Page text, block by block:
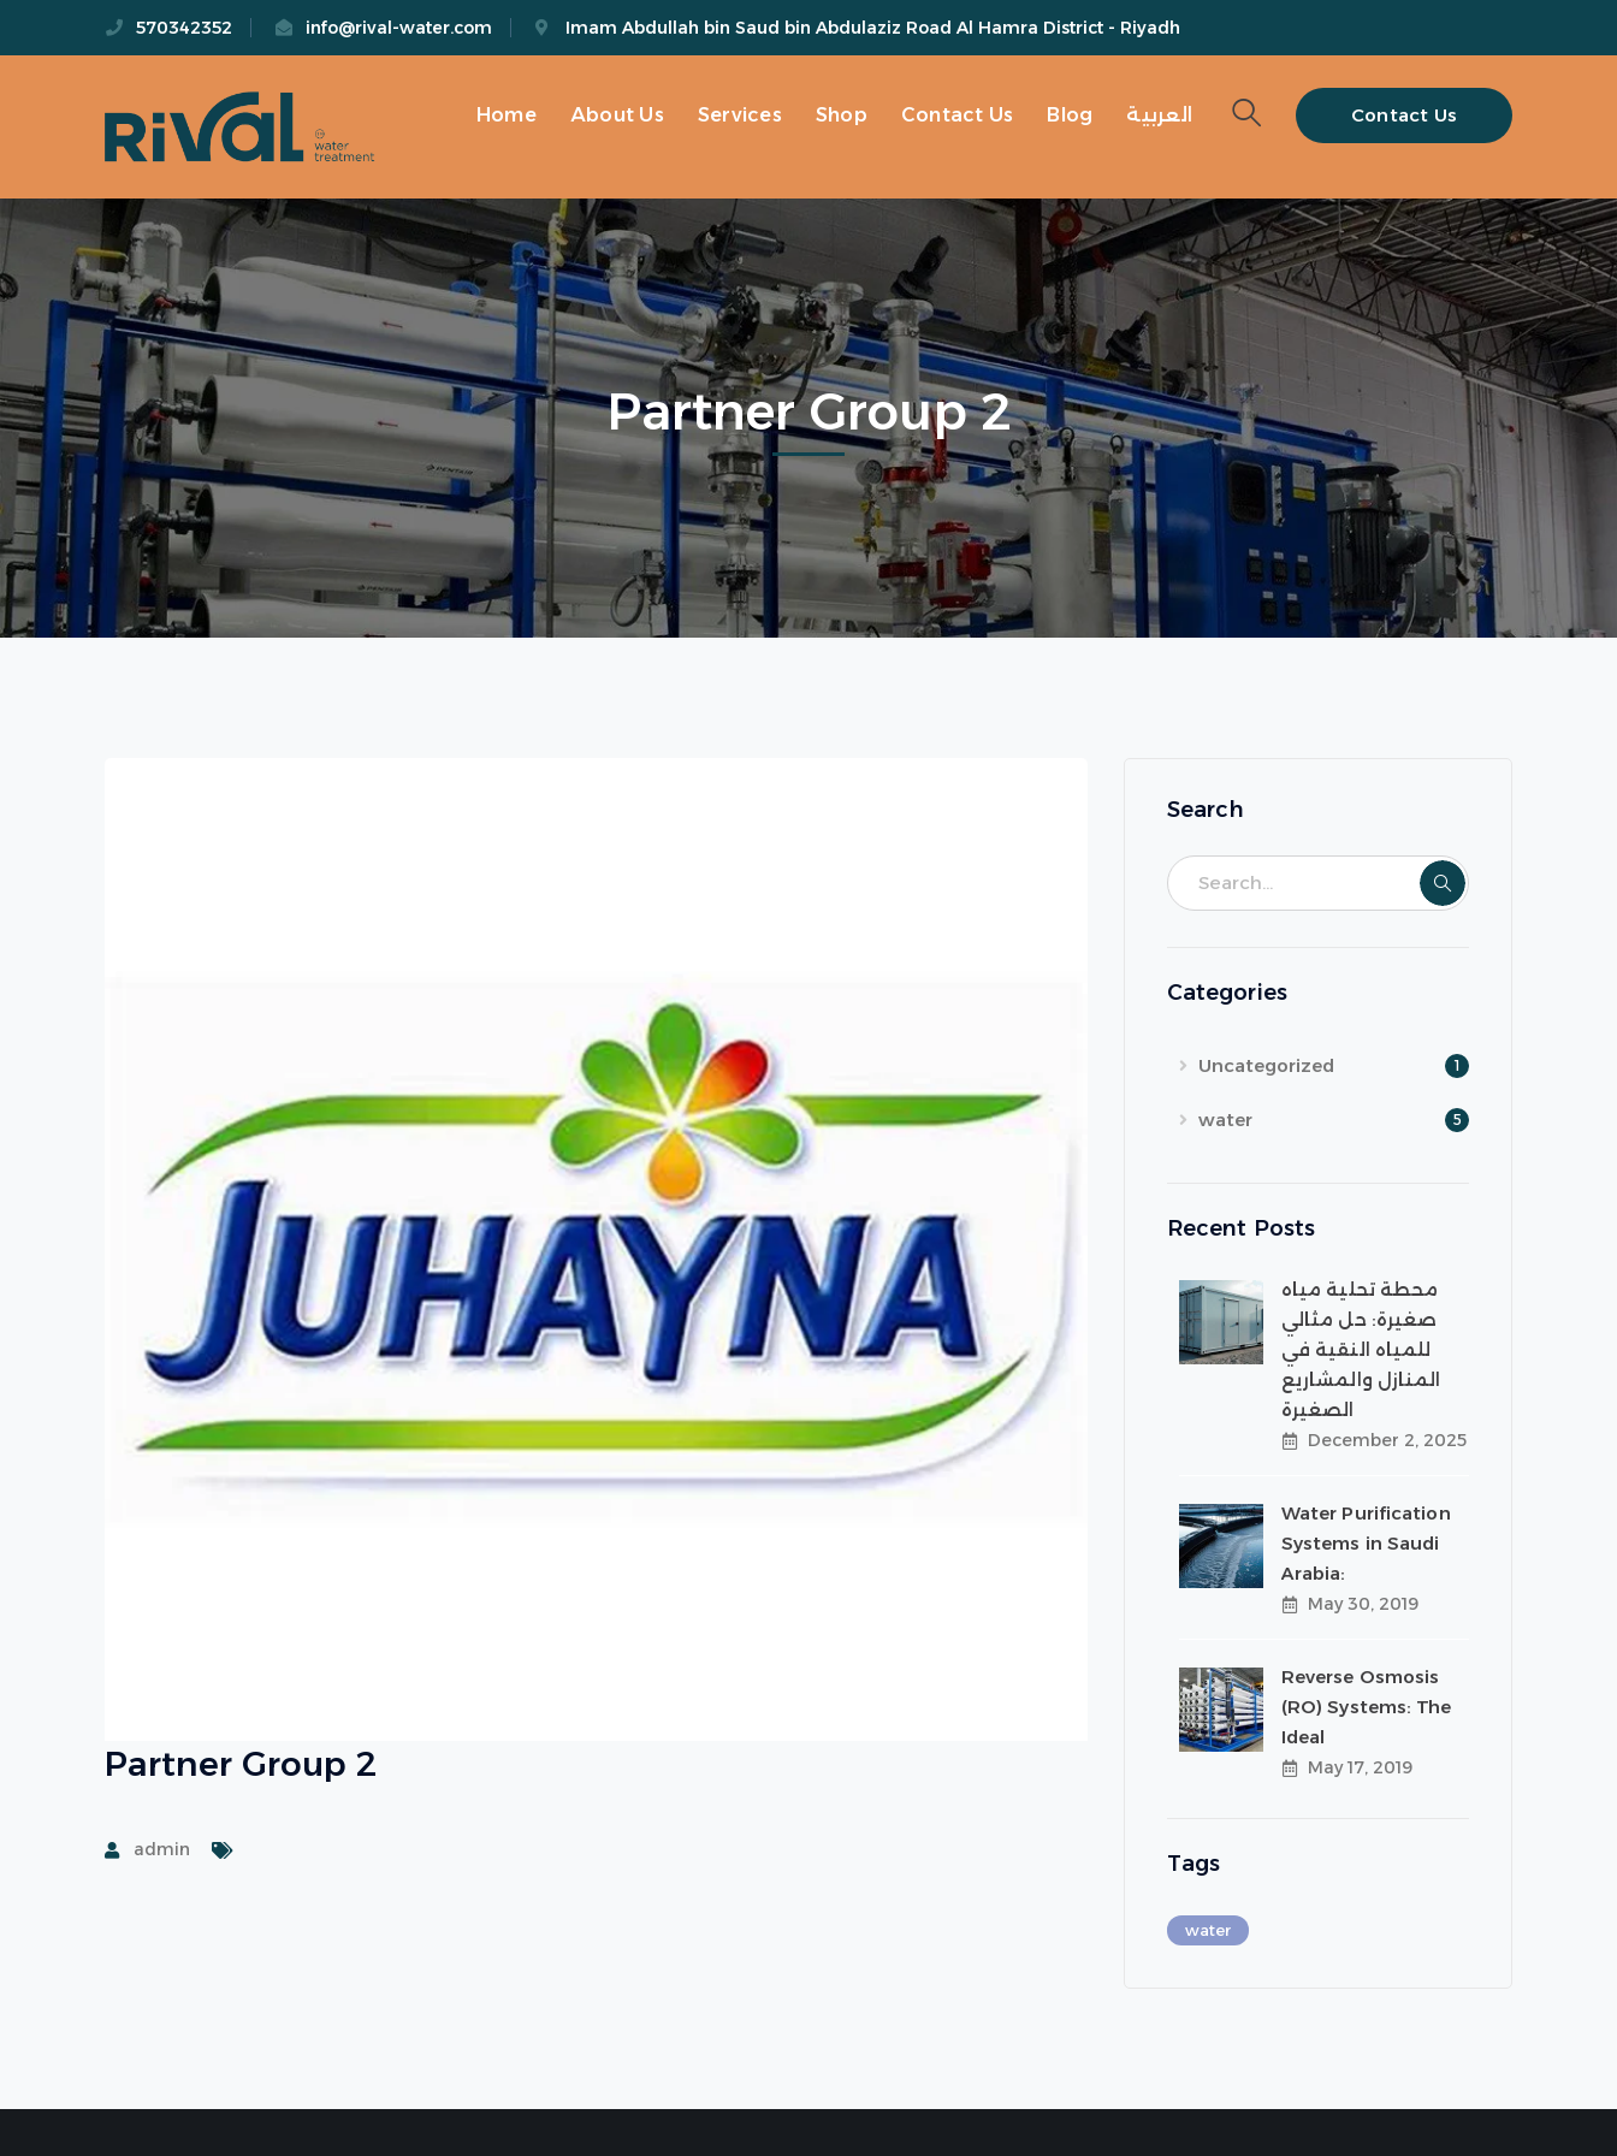
570342352 info@rival-water.com Imam Abdullah bin Saud bin Abdulaziz Road Al Hamra District - Riyadh
Contact Us
Home About Us Services Shop Contact Us Blog العربية
Partner Group 2
Partner Group 2
admin
Search
Categories
Uncategorized 1
water 5
Recent Posts
محطة تحلية مياه
صغيرة: حل مثالي
للمياه النقية في
المنازل والمشاريع
الصغيرة
December 2, 2025
Water Purification
Systems in Saudi
Arabia:
May 30, 2019
Reverse Osmosis
(RO) Systems: The
Ideal
May 17, 2019
Tags
water